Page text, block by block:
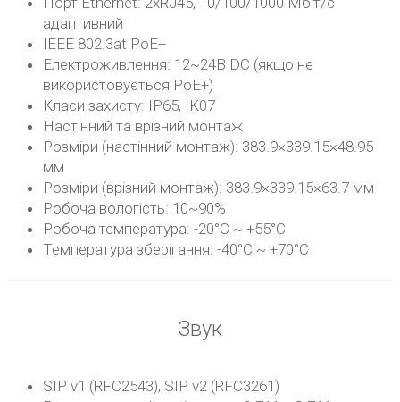
адаптивний
IEEE 802.3at PoE+
Електроживлення: 12~24В DC (якщо не
використовується PoE+)
Класи захисту: IP65, IK07
Настінний та врізний монтаж
Розміри (настінний монтаж): 383.9×339.15×48.95
мм
Розміри (врізний монтаж): 383.9×339.15×63.7 мм
Робоча вологість: 10~90%
Робоча температура: -20°C ~ +55°C
Температура зберігання: -40°C ~ +70°C
Звук
SIP v1 (RFC2543), SIP v2 (RFC3261)